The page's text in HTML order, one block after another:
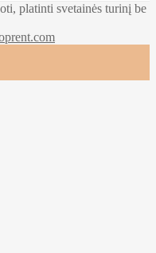
platinti svetainės turinį be